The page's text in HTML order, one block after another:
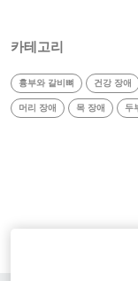
카테고리
흉부와 갈비뼈 건강 장애
머리 장애 목 장애 두